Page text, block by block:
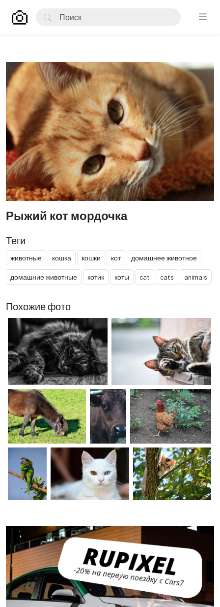
Рыжий кот мордочка
Теги
животные кошка кошки кот домашнее животное
домашние животные котик коты cat cats animals
Похожие фото